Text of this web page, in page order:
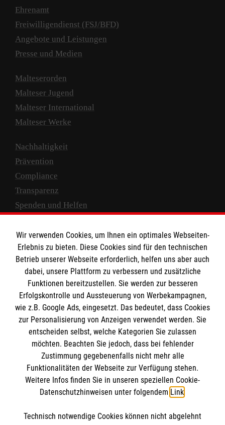
Ehrenamt
Freiwilligendienst (FSJ/BFD)
Angebote und Leistungen
Presse und Medien
Malteserorden
Malteser Jugend
Malteser International
Malteser Werke
Nachhaltigkeit
Prävention
Compliance
Transparenz
Spenden und Helfen
Empfänger: Malteser Hilfsdienst e.V.
IBAN: DE10 3706 0120 1201 2000 12
BIC: GENODED 1PA7
Newsletter abonnieren
Cookies verwalten|AGB|Impressum|Datenschutz
Wir verwenden Cookies, um Ihnen ein optimales Webseiten-
Erlebnis zu bieten. Diese Cookies sind für den technischen
Betrieb unserer Webseite erforderlich, helfen uns aber auch
dabei, unsere Plattform zu verbessern und zusätzliche
Funktionen bereitzustellen. Sie werden zur besseren
Erfolgskontrolle und Aussteuerung von Werbekampagnen,
wie z.B. Google Ads, eingesetzt. Das bedeutet, dass Cookies
zur Personalisierung von Anzeigen verwendet werden. Sie
entscheiden selbst, welche Kategorien Sie zulassen
möchten. Beachten Sie jedoch, dass bei fehlender
Zustimmung gegebenenfalls nicht mehr alle
Funktionalitäten der Webseite zur Verfügung stehen.
Weitere Infos finden Sie in unseren speziellen Cookie-
Datenschutzhinweisen unter folgendem Link.
Technisch notwendige Cookies können nicht abgelehnt